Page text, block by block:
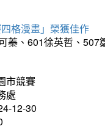
格漫畫」榮獲佳作
蓁、601徐英哲、
市競賽
處
12-30